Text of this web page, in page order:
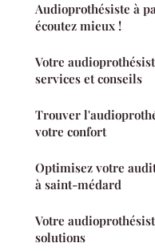
Audioprothésiste à
écoutez mieux !
Votre
services et conseils
Trouver
votre confort
Optimisez votre
à saint-médard
Votre
solutions